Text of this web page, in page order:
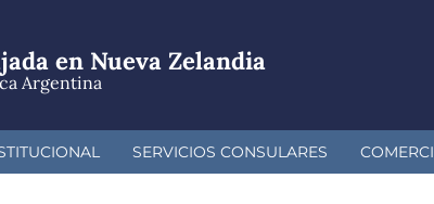
en Nueva Zelandia
Argentina
SERVICIOS CONSULARES